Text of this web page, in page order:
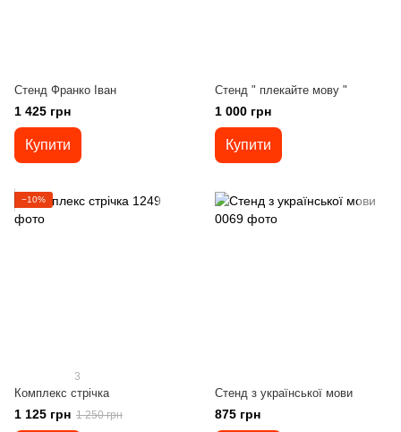
Стенд Франко Іван
1 425 грн
Купити
Стенд " плекайте мову "
1 000 грн
Купити
−10%
3
Комплекс стрічка
1 125 грн 1 250 грн
Cтенд з української мови
875 грн